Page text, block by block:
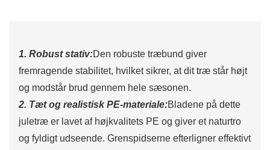
1. Robust stativ:Den robuste træbund giver
fremragende stabilitet, hvilket sikrer, at dit træ står højt
og modstår brud gennem hele sæsonen.
2. Tæt og realistisk PE-materiale:Bladene på dette
juletræ er lavet af højkvalitets PE og giver et naturtro
og fyldigt udseende. Grenspidserne efterligner effektivt